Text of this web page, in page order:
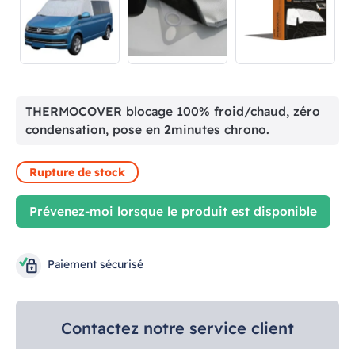
THERMOCOVER blocage 100% froid/chaud, zéro
condensation, pose en 2minutes chrono.
Rupture de stock
Prévenez-moi lorsque le produit est disponible
Paiement sécurisé
Contactez notre service client